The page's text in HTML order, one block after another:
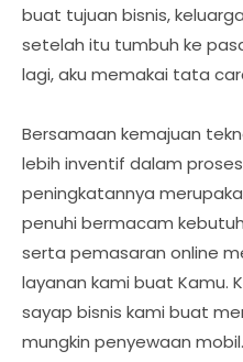
buat tujuan bisnis,
setelah itu tumbuh ke
lagi, aku memakai tata
Bersamaan kemajuan
lebih inventif dalam
peningkatannya
penuhi bermacam
serta pemasaran online
layanan kami buat Kamu.
sayap bisnis kami buat
mungkin penyewaan